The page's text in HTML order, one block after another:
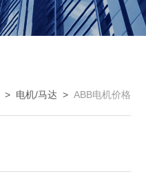
> 电机/马达 > ABB电机价格